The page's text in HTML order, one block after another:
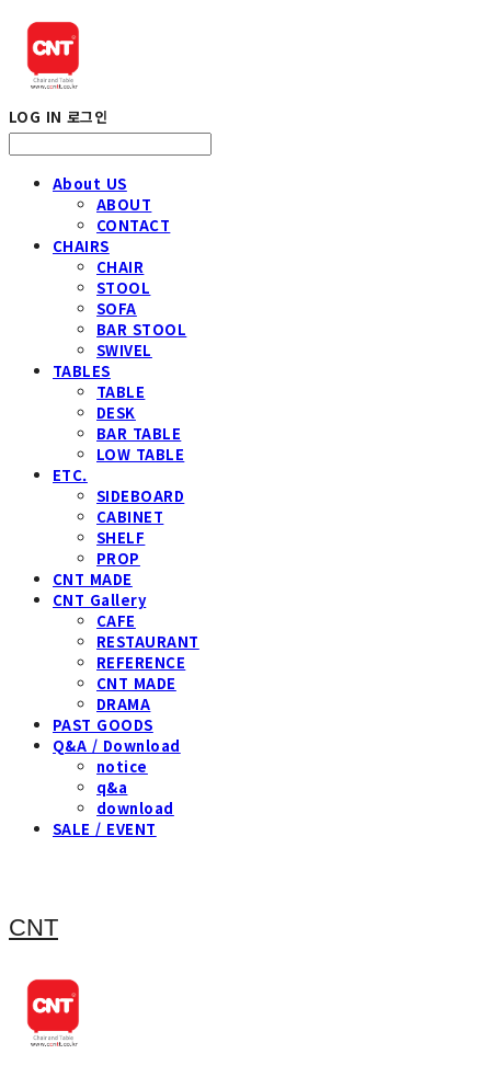
LOG IN 로그인
About US
ABOUT
CONTACT
CHAIRS
CHAIR
STOOL
SOFA
BAR STOOL
SWIVEL
TABLES
TABLE
DESK
BAR TABLE
LOW TABLE
ETC.
SIDEBOARD
CABINET
SHELF
PROP
CNT MADE
CNT Gallery
CAFE
RESTAURANT
REFERENCE
CNT MADE
DRAMA
PAST GOODS
Q&A / Download
notice
q&a
download
SALE / EVENT
CNT